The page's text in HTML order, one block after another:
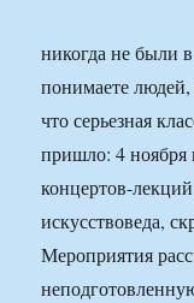
никогда не были
понимаете людей,
что серьезная
пришло: 4 ноября
концертов-
искусствоведа,
Мероприятия